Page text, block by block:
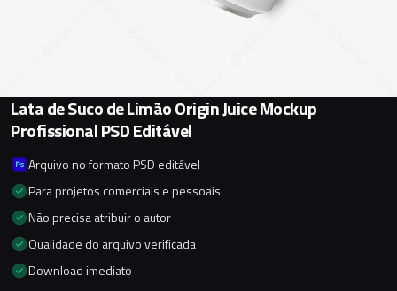
Lata de Suco de Limão Origin Juice Mockup
Profissional PSD Editável
Arquivo no formato PSD editável
Para projetos comerciais e pessoais
Não precisa atribuir o autor
Qualidade do arquivo verificada
Download imediato